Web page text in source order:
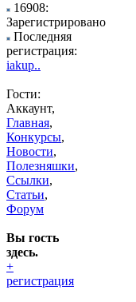
16908:
Зарегистрировано
Последняя
регистрация:
iakup..
Гости:
Аккаунт,
Главная,
Конкурсы,
Новости,
Полезняшки,
Ссылки,
Статьи,
Форум
Вы гость
здесь.
+
регистрация